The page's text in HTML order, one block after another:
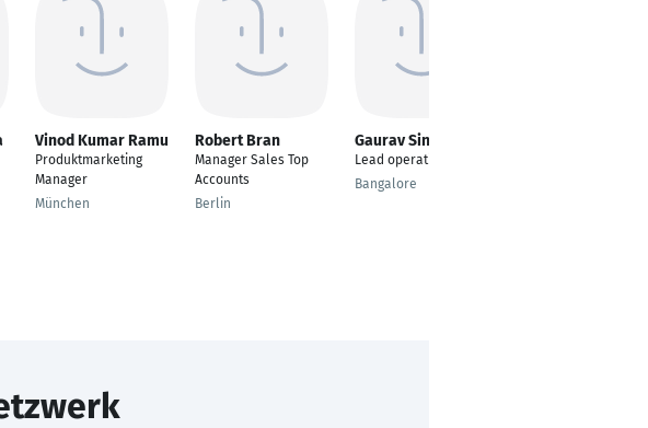
Vinod Kumar Ramu
Produktmarketing
Manager
München
Robert Bran
Manager Sales Top
Accounts
Berlin
Gaurav Singhal
Lead operations
Bangalore